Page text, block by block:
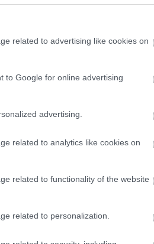
related to advertising like cookies on
to Google for online advertising
advertising.
related to analytics like cookies on
related to functionality of the website
related to personalization.
újabb adaptációban,
meg,
Worms Rumble
kínál a következő
teszt - ismét
idejű stratégia,
IV-ig.